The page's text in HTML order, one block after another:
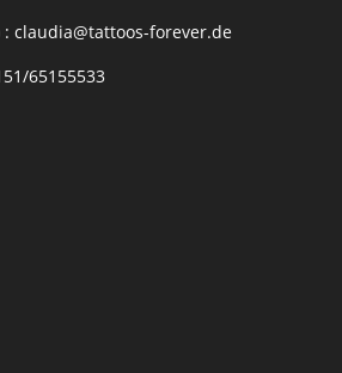
: claudia@tattoos-forever.de
65155533